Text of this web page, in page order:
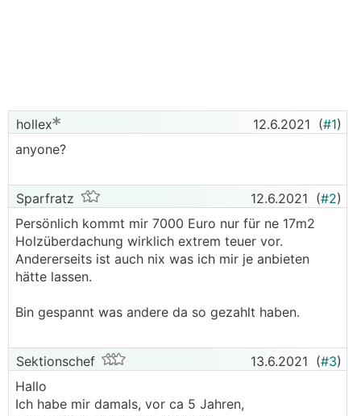
hollex 12.6.2021 (#1)
anyone?
Sparfratz 12.6.2021 (#2)
Persönlich kommt mir 7000 Euro nur für ne 17m2
Holzüberdachung wirklich extrem teuer vor.
Andererseits ist auch nix was ich mir je anbieten
hätte lassen.
Bin gespannt was andere da so gezahlt haben.
Sektionschef 13.6.2021 (#3)
Hallo
Ich habe mir damals, vor ca 5 Jahren,